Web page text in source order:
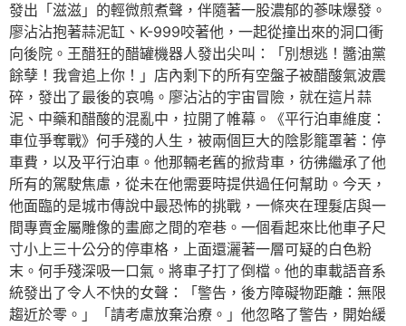
發出「滋滋」的輕微煎煮聲，伴隨著一股濃郁的蔘味爆發。
廖沾沾抱著蒜泥缸、K-999咬著他，一起從撞出來的洞口衝
向後院。王醋狂的醋罐機器人發出尖叫：「別想逃！醬油黨
餘孽！我會追上你！」店內剩下的所有空盤子被醋酸氣波震
碎，發出了最後的哀鳴。廖沾沾的宇宙冒險，就在這片蒜
泥、中藥和醋酸的混亂中，拉開了帷幕。《平行泊車維度：
車位爭奪戰》何手殘的人生，被兩個巨大的陰影籠罩著：停
車費，以及平行泊車。他那輛老舊的掀背車，彷彿繼承了他
所有的駕駛焦慮，從未在他需要時提供過任何幫助。今天，
他面臨的是城市傳說中最恐怖的挑戰，一條夾在理髮店與一
間專賣金屬雕像的畫廊之間的窄巷。一個看起來比他車子尺
寸小上三十公分的停車格，上面還灑著一層可疑的白色粉
末。何手殘深吸一口氣。將車子打了倒檔。他的車載語音系
統發出了令人不快的女聲：「警告，後方障礙物距離：無限
趨近於零。」「請考慮放棄治療。」他忽略了警告，開始緩